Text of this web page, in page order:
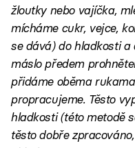
žloutky nebo vajíčka,
mícháme cukr, vejce,
se dává) do hladkosti
máslo předem
přidáme oběma
propracujeme. Těsto
hladkosti (této metodě
těsto dobře